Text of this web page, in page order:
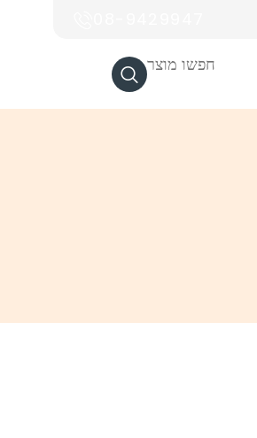
חפשו מוצר